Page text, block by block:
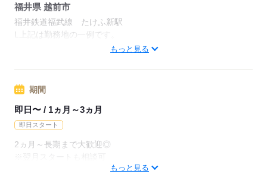
【月給例】
月給237600円（月22日勤務・実働1日8h）
※未経験の方（無資格）：時給1350円で算出した場合となりま
【交通費備考】
※交通費全額支給（派遣先による）
※車通勤OK/規定あり
応募する
福井県 越前市
福井鉄道福武線 たけふ新駅
L上記は勤務地の一例です。
【他勤務先例】入居施設、デイサービス、ショートステイ、ク
もっと見る
期間
即日〜 / 1ヵ月～3ヵ月
即日スタート
2ヵ月～長期まで大歓迎◎
※試用期間（初回2ヵ月契約）もっと見る